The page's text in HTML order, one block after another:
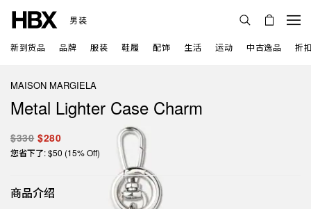
男装
新到货品 品牌 服装 鞋履 配饰 生活 运动 中古逸品 折
MAISON MARGIELA
Metal Lighter Case Charm
$330 $280
您省下了: $50 (15% Off)
商品介绍